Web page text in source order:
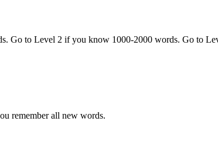
Go to Level 2 if you know 1000-2000 words. Go to
remember all new words.